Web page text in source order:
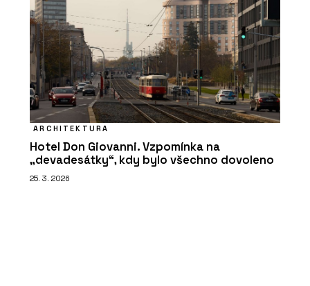
ARCHITEKTURA
Hotel Don Giovanni. Vzpomínka na
„devadesátky“, kdy bylo všechno dovoleno
25. 3. 2026